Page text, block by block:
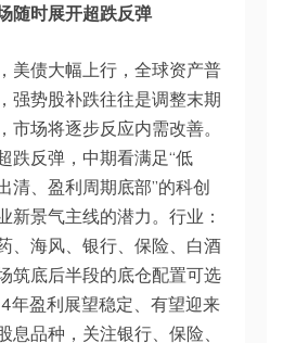
随时展开超跌反弹
美债大幅上行，全球资产普
强势股补跌往往是调整末期
市场将逐步反应内需改善。
跌反弹，中期看满足“低
清、盈利周期底部”的科创
新景气主线的潜力。行业：
、海风、银行、保险、白酒
筑底后半段的底仓配置可选
年盈利展望稳定、有望迎来
息品种，关注银行、保险、